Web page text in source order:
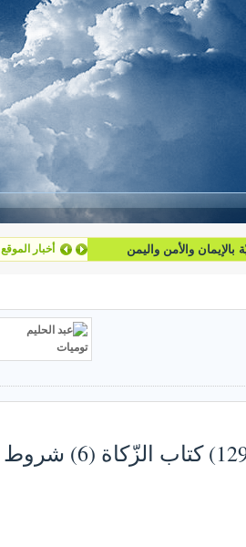
أخبار الموقع
شرح الوجيز في فقه السنّة والكتاب العزيز (129) كتاب الزّكاة (6) شروط